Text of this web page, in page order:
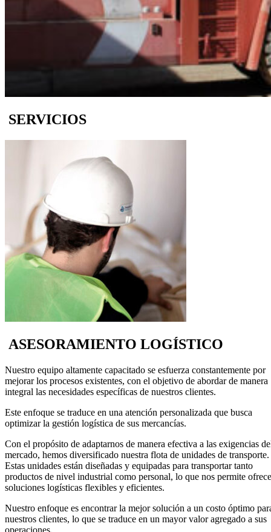
SERVICIOS
ASESORAMIENTO LOGÍSTICO
Nuestro equipo altamente capacitado se esfuerza constantemente por
mejorar los procesos existentes, con el objetivo de abordar de manera
integral las necesidades específicas de nuestros clientes.
Este enfoque se traduce en una atención personalizada que busca
optimizar la gestión logística de sus mercancías.
Con el propósito de adaptarnos de manera efectiva a las exigencias
mercado, hemos diversificado nuestra flota de unidades de transporte.
Estas unidades están diseñadas y equipadas para transportar tanto
productos de nivel industrial como personal, lo que nos permite
soluciones logísticas flexibles y eficientes.
Nuestro enfoque es encontrar la mejor solución a un costo óptimo
nuestros clientes, lo que se traduce en un mayor valor agregado a sus
operaciones.